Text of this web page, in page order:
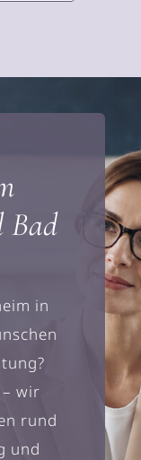
Bad
in
wir
rund
und